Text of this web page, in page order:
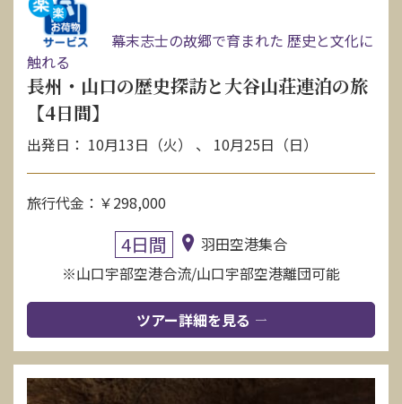
幕末志士の故郷で育まれた 歴史と文化に
触れる
長州・山口の歴史探訪と大谷山荘連泊の旅
【4日間】
出発日： 10月13日（火） 、 10月25日（日）
旅行代金：￥298,000
4日間
羽田空港集合
※山口宇部空港合流/山口宇部空港離団可能
ツアー詳細を見る